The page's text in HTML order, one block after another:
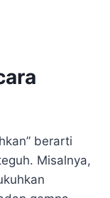
berarti
Misalnya,